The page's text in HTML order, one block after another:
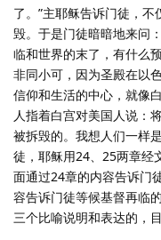
了。”主耶稣告诉门徒，
毁。于是门徒暗暗地来问
临和世界的末了，有什么
非同小可，因为圣殿在以
信仰和生活的中心，就像
人指着白宫对美国人说：
被拆毁的。我想人们一样
徒，耶稣用24、25两章经
面通过24章的内容告诉门
容告诉门徒等候基督再临
三个比喻说明和表达的，